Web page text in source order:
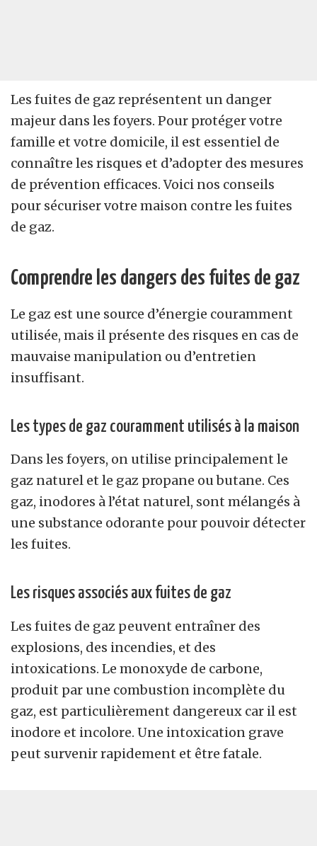
Les fuites de gaz représentent un danger
majeur dans les foyers. Pour protéger votre
famille et votre domicile, il est essentiel de
connaître les risques et d’adopter des mesures
de prévention efficaces. Voici nos conseils
pour sécuriser votre maison contre les fuites
de gaz.
Comprendre les dangers des fuites de gaz
Le gaz est une source d’énergie couramment
utilisée, mais il présente des risques en cas de
mauvaise manipulation ou d’entretien
insuffisant.
Les types de gaz couramment utilisés à la maison
Dans les foyers, on utilise principalement le
gaz naturel et le gaz propane ou butane. Ces
gaz, inodores à l’état naturel, sont mélangés à
une substance odorante pour pouvoir détecter
les fuites.
Les risques associés aux fuites de gaz
Les fuites de gaz peuvent entraîner des
explosions, des incendies, et des
intoxications. Le monoxyde de carbone,
produit par une combustion incomplète du
gaz, est particulièrement dangereux car il est
inodore et incolore. Une intoxication grave
peut survenir rapidement et être fatale.